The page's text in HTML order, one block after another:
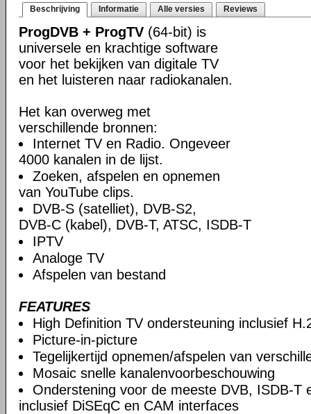
Beschrijving Informatie Alle versies Reviews
ProgDVB + ProgTV (64-bit) is
universele en krachtige software
voor het bekijken van digitale TV
en het luisteren naar radiokanalen.
Het kan overweg met
verschillende bronnen:
Internet TV en Radio. Ongeveer
4000 kanalen in de lijst.
Zoeken, afspelen en opnemen
van YouTube clips.
DVB-S (satelliet), DVB-S2,
DVB-C (kabel), DVB-T, ATSC, ISDB-T
IPTV
Analoge TV
Afspelen van bestand
FEATURES
High Definition TV ondersteuning inclusief
Picture-in-picture
Tegelijkertijd opnemen/afspelen van
Mosaic snelle kanalenvoorbeschouwing
Onderstening voor de meeste DVB, ISDB-T
inclusief DiSEqC en CAM interfaces